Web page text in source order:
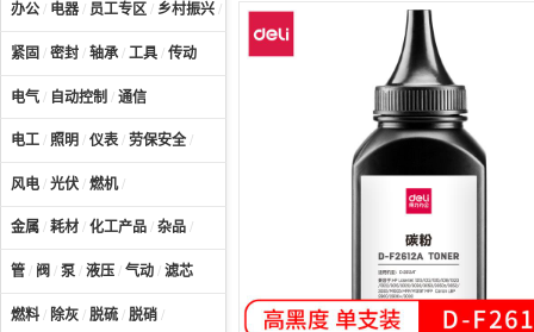
办公 / 电器 / 员工专区 / 乡村振兴 / 计算机及配件
紧固 / 密封 / 轴承 / 工具 / 传动
电气 / 自动控制 / 通信
电工 / 照明 / 仪表 / 劳保安全 /
风电 / 光伏 / 燃机/
金属 / 耗材 / 化工产品 / 杂品 /
管 / 阀 / 泵 / 液压 / 气动 / 滤芯
燃料 / 除灰 / 脱硫 / 脱硝 /